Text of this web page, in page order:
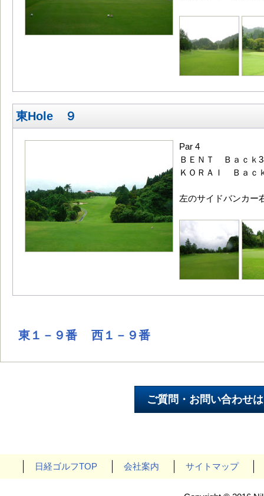
東Hole ９
Par 4
ＢＥＮＴ Ｂａｃｋ
ＫＯＲＡＩ Ｂａｃ
左のサイドバンカー
東１－９番 西１－９番
日経ゴルフTOP 会社案内 サイトマップ